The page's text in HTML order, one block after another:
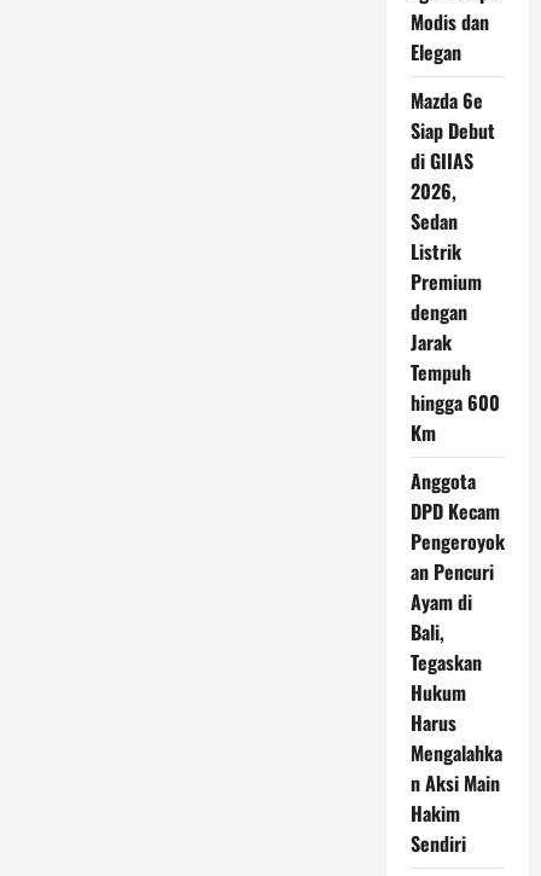
Modis dan
Elegan
Mazda 6e
Siap Debut
di GIIAS
2026,
Sedan
Listrik
Premium
dengan
Jarak
Tempuh
hingga 600
Km
Anggota
DPD Kecam
Pengeroyok
an Pencuri
Ayam di
Bali,
Tegaskan
Hukum
Harus
Mengalahka
n Aksi Main
Hakim
Sendiri